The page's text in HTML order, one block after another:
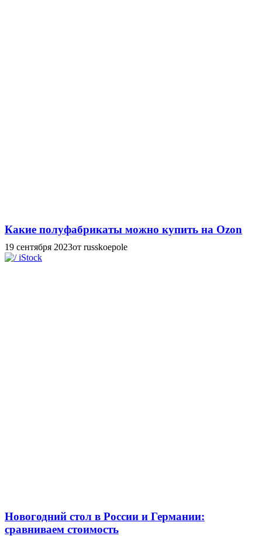
Какие полуфабрикаты можно купить на Ozon
19 сентября 2023от russkoepole
Новогодний стол в России и Германии:
сравниваем стоимость